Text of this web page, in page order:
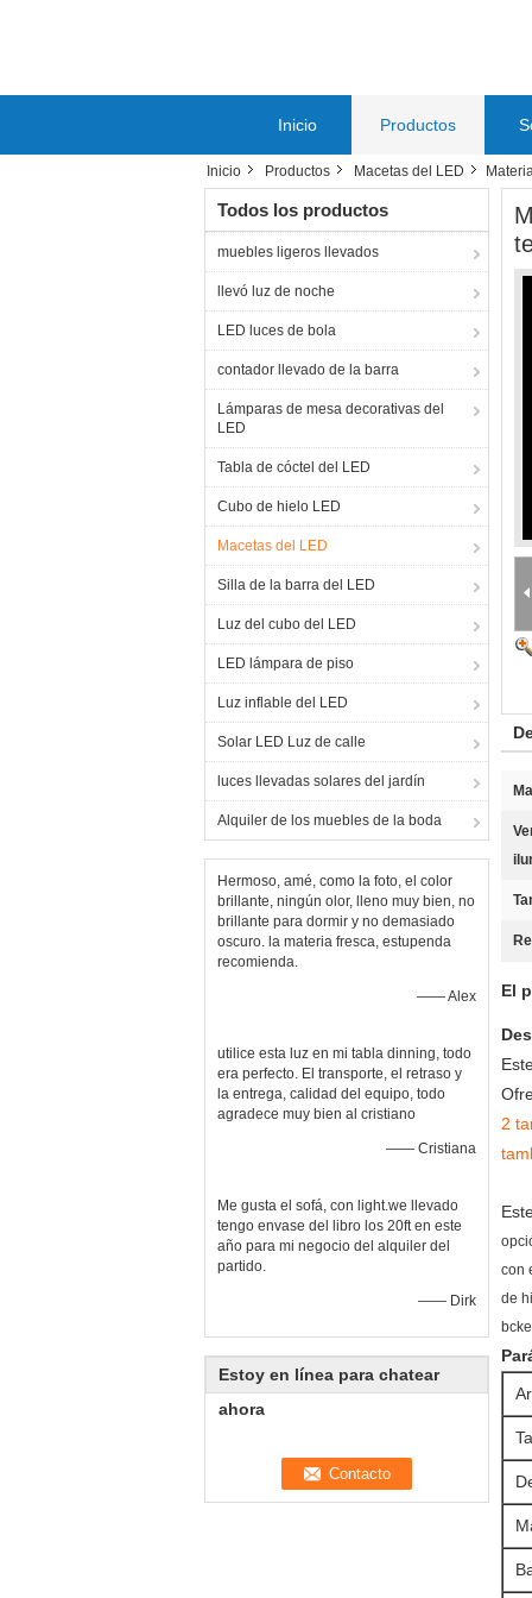
Inicio Productos
Inicio Productos Macetas del LED
Todos los productos
muebles ligeros llevados
llevó luz de noche
LED luces de bola
contador llevado de la barra
Lámparas de mesa decorativas del
LED
Tabla de cóctel del LED
Cubo de hielo LED
Macetas del LED
Silla de la barra del LED
Luz del cubo del LED
LED lámpara de piso
Luz inflable del LED
Solar LED Luz de calle
luces llevadas solares del jardín
Alquiler de los muebles de la boda
Hermoso, amé, como la foto, el color
brillante, ningún olor, lleno muy bien, no
brillante para dormir y no demasiado
oscuro. la materia fresca, estupenda
recomienda.
—— Alex
utilice esta luz en mi tabla dinning, todo
era perfecto. El transporte, el retraso y
la entrega, calidad del equipo, todo
agradece muy bien al cristiano
—— Cristiana
Me gusta el sofá, con light.we llevado
tengo envase del libro los 20ft en este
año para mi negocio del alquiler del
partido.
—— Dirk
Estoy en línea para chatear
ahora
El
2
con
de